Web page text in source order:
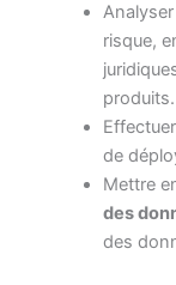
risque,
produits.
de
Mettre
des
des